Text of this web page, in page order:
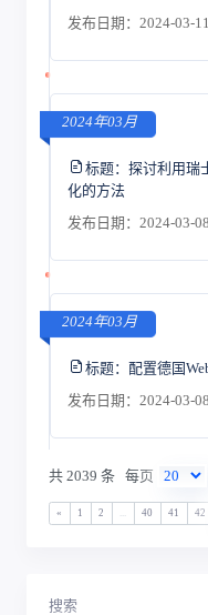
发布日期：2024-03-
2024年03月
标题： 探讨利用瑞
化的方法
发布日期：2024-03-
2024年03月
标题： 配置德国
发布日期：2024-03-
共 2039 条 每页
« 1 2 40 41 42
搜索